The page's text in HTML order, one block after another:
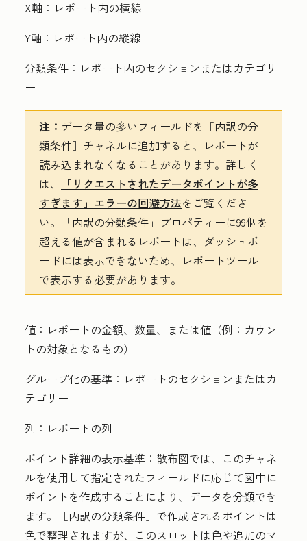
X軸： レポート内の横線
Y軸： レポート内の縦線
分類条件： レポート内のセクションまたはカテゴリ
ー
注： データ量の多いフィールドを［内訳の分
類条件］ チャネルに追加すると、レポートが
読み込まれなくなることがあります。詳しく
は、
「リクエストされたデータポイントが多
すぎます」エラーの回避方法をご覧くださ
い。「内訳の分類条件」 プロパティーに99個を
超える値が含まれるレポートは、ダッシュボ
ードには表示できないため、レポートツール
で表示する必要があります。
値： レポートの金額、数量、または値（例：カウン
トの対象となるもの）
グループ化の基準： レポートのセクションまたはカ
テゴリー
列： レポートの列
ポイント詳細の表示基準 ： 散布図では、このチャネ
ルを使用して指定されたフィールドに応じて図中に
ポイントを作成することにより、データを分類でき
ます。［内訳の分類条件］ で作成されるポイントは
色で整理されますが、このスロットは色や追加のマ